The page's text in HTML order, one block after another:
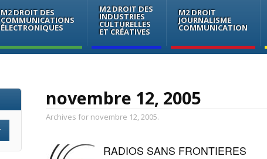
M2 DROIT DES
COMMUNICATIONS
ÉLECTRONIQUES
M2 DROIT DES
INDUSTRIES
CULTURELLES
ET CRÉATIVES
M2 DROIT
JOURNALISME
COMMUNICATION
novembre 12, 2005
Archives for novembre 12, 2005.
RADIOS SANS FRONTIERES